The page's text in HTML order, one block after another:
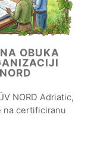
OBUKA
NORD Adriatic,
na certificiranu